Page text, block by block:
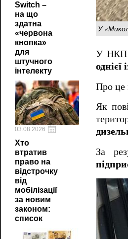
Switch –
на що
здатна
«червона
кнопка»
для
штучного
інтелекту
03.08.2026
Хто
втратив
право на
відстрочку
від
мобілізації
за новим
законом:
список
У
У НКП
Про це
Як
За